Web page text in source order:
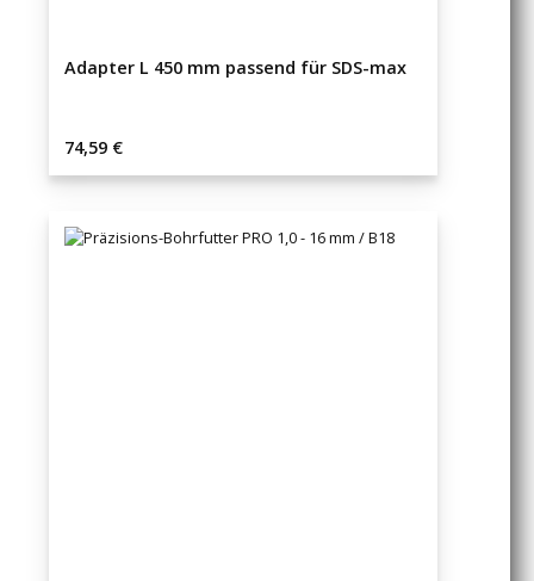
Adapter L 450 mm passend für SDS-max
Regulärer Preis:
74,59 €